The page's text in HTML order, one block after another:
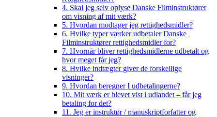
4. Skal jeg selv oplyse Danske Filminstruktører
om visning af mit værk?
5. Hvordan modtager jeg rettighedsmidler?
6. Hvilke typer værker udbetaler Danske
Filminstruktører rettighedsmidler for?
7. Hvornår bliver rettighedsmidlerne udbetalt og
hvor meget får jeg?
8. Hvilke indtægter giver de forskellige
visninger?
9. Hvordan beregner I udbetalingerne?
10. Mit værk er blevet vist i udlandet – får jeg
betaling for det?
11. Jeg er instruktør / manuskriptforfatter og